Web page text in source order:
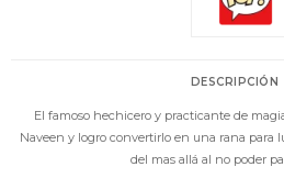
DESCRIPCIÓN
El famoso hechicero y practicante de
Naveen y logro convertirlo en una rana para
del mas allá al no poder